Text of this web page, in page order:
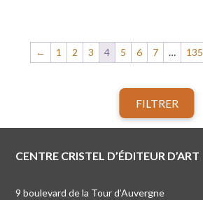
← 1 2 3 4 5 6 7 … 135
FILTRER
CENTRE CRISTEL D’ÉDITEUR D’ART
9 boulevard de la Tour d’Auvergne